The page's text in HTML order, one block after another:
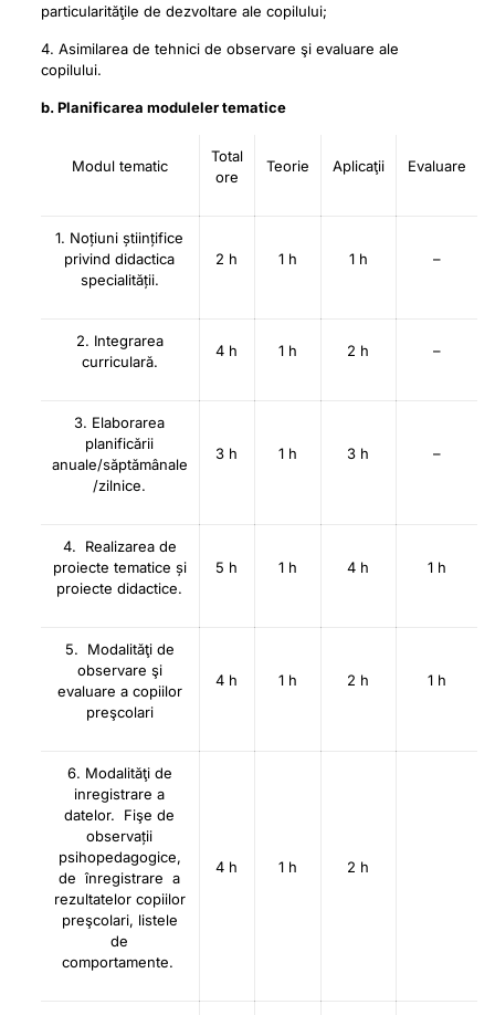
particularităţile de dezvoltare ale copilului;
4. Asimilarea de tehnici de observare şi evaluare ale
copilului.
b. Planificarea moduleler tematice
Modul tematic
Total
ore
Teorie Aplicaţii Evaluare
1. Noțiuni științifice
privind didactica
specialității.
2 h 1 h 1 h –
2. Integrarea
curriculară.
4 h 1 h 2 h –
3. Elaborarea
planificării
anuale/săptămânale
/zilnice.
3 h 1 h 3 h –
4. Realizarea de
proiecte tematice și
proiecte didactice.
5 h 1 h 4 h 1 h
5. Modalităţi de
observare şi
evaluare a copiilor
preşcolari
4 h 1 h 2 h 1 h
6. Modalităţi de
inregistrare a
datelor. Fişe de
observații
psihopedagogice,
de înregistrare a
rezultatelor copiilor
preşcolari, listele
de
comportamente.
4 h 1 h 2 h